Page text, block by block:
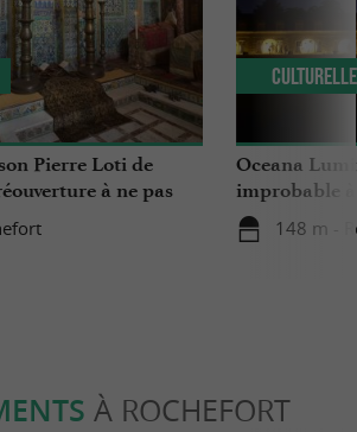
Pierre Loti de
à ne pas
Oceana
improbable
148 m -
Culturelle
À ROCHEFORT